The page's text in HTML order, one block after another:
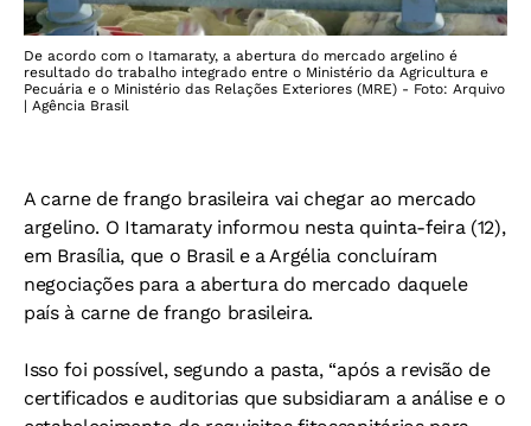
De acordo com o Itamaraty, a abertura do mercado argelino é
resultado do trabalho integrado entre o Ministério da Agricultura e
Pecuária e o Ministério das Relações Exteriores (MRE) - Foto: Arquivo
| Agência Brasil
A carne de frango brasileira vai chegar ao mercado
argelino. O Itamaraty informou nesta quinta-feira (12),
em Brasília, que o Brasil e a Argélia concluíram
negociações para a abertura do mercado daquele
país à carne de frango brasileira.
Isso foi possível, segundo a pasta, “após a revisão de
certificados e auditorias que subsidiaram a análise e o